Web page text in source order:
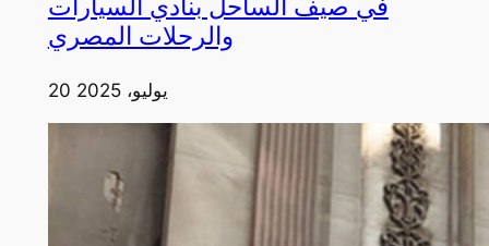
في صيف الساحل بنادي السيارات
والرحلات المصري
20 يوليو، 2025